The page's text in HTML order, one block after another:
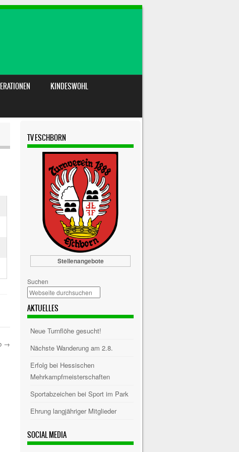
KINDESWOHL
→
TV ESCHBORN
Stellenangebote
Suchen
AKTUELLES
Neue Turnflöhe gesucht!
Nächste Wanderung am 2.8.
Erfolg bei Hessischen
Mehrkampfmeisterschaften
Sportabzeichen bei Sport im Park
Ehrung langjähriger Mitglieder
SOCIAL MEDIA